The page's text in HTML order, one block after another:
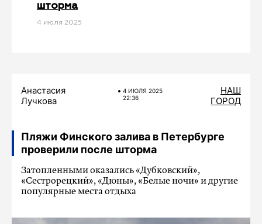
шторма
4 июля 2025
Анастасия
Лучкова
4 ИЮЛЯ 2025
22:36
НАШ
ГОРОД
Пляжи Финского залива в Петербурге
проверили после шторма
Затопленными оказались «Дубковский»,
«Сестрорецкий», «Дюны», «Белые ночи» и другие
популярные места отдыха